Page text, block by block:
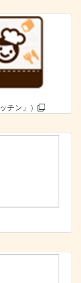
チン」）